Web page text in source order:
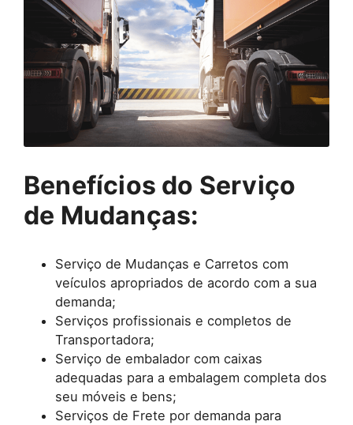
Benefícios do Serviço
de Mudanças:
Serviço de Mudanças e Carretos com
veículos apropriados de acordo com a sua
demanda;
Serviços profissionais e completos de
Transportadora;
Serviço de embalador com caixas
adequadas para a embalagem completa dos
seu móveis e bens;
Serviços de Frete por demanda para